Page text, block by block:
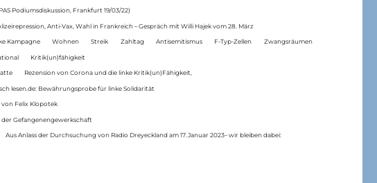
Podiumsdiskussion, Frankfurt 19/03/22)
Anti-Vax, Wahl in Frankreich – Gespräch mit Willi Hajek vom 28. März
Kampagne Wohnen Streik Zahltag Antisemitismus F-Typ-Zellen Zwangsräumen
Kritik(un)fähigkeit
Rezension von Corona und die linke Kritik(un)Fähigkeit,
lesen.de: Bewährungsprobe für linke Solidarität
Felix Klopotek
Gefangenengewerkschaft
Aus Anlass der Durchsuchung von Radio Dreyeckland am 17.Januar 2023– wir bleiben dabei: